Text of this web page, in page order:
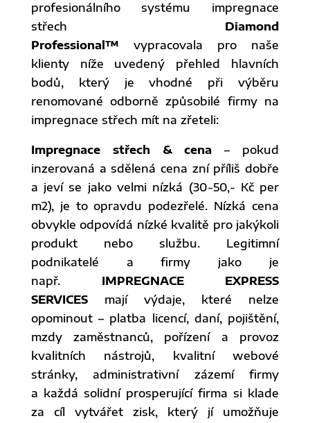
profesionálního systému impregnace
střech Diamond
Professional™ vypracovala pro naše
klienty níže uvedený přehled hlavních
bodů, který je vhodné při výběru
renomované odborně způsobilé firmy na
impregnace střech mít na zřeteli:
Impregnace střech & cena – pokud
inzerovaná a sdělená cena zní příliš dobře
a jeví se jako velmi nízká (30-50,- Kč per
m2), je to opravdu podezřelé. Nízká cena
obvykle odpovídá nízké kvalitě pro jakýkoli
produkt nebo službu. Legitimní
podnikatelé a firmy jako je
např. IMPREGNACE EXPRESS
SERVICESmají výdaje, které nelze
opominout – platba licencí, daní, pojištění,
mzdy zaměstnanců, pořízení a provoz
kvalitních nástrojů, kvalitní webové
stránky, administrativní zázemí firmy
a každá solidní prosperující firma si klade
za cíl vytvářet zisk, který jí umožňuje